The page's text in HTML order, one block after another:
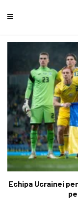
Echipa Ucrainei